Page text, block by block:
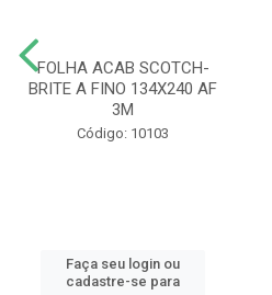
FOLHA ACAB SCOTCH-
BRITE A FINO 134X240 AF
3M
Código: 10103
Faça seu login ou
cadastre-se para